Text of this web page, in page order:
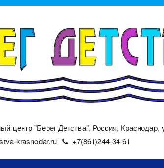
центр "Берег Детства", Россия, Краснодар,
krasnodar.ru
+7(861)244-34-61